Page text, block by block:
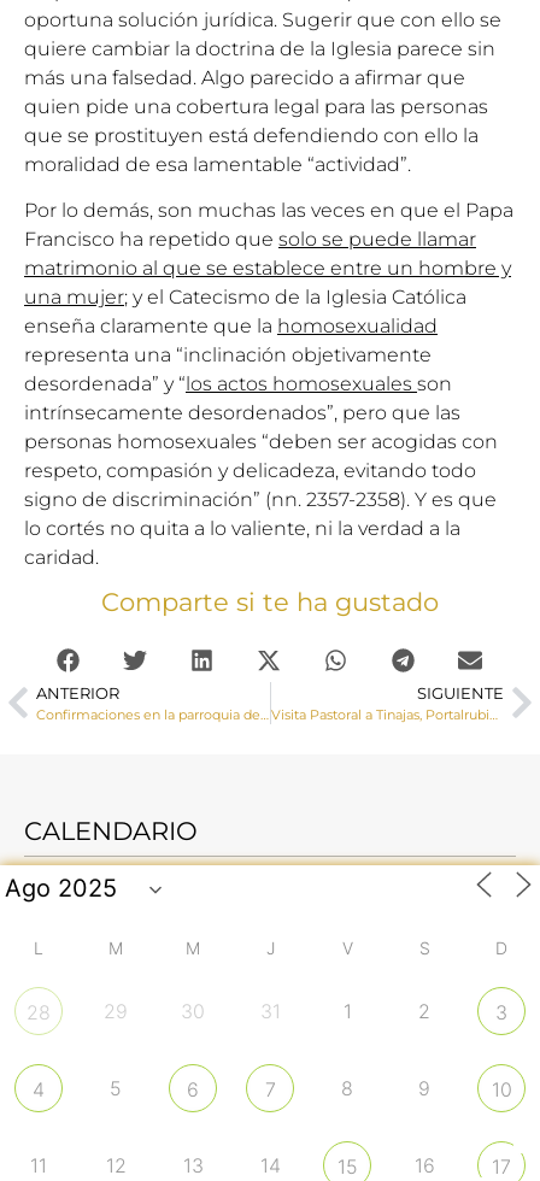
oportuna solución jurídica. Sugerir que con ello se
quiere cambiar la doctrina de la Iglesia parece sin
más una falsedad. Algo parecido a afirmar que
quien pide una cobertura legal para las personas
que se prostituyen está defendiendo con ello la
moralidad de esa lamentable “actividad”.
Por lo demás, son muchas las veces en que el Papa
Francisco ha repetido que solo se puede llamar
matrimonio al que se establece entre un hombre y
una mujer; y el Catecismo de la Iglesia Católica
enseña claramente que la homosexualidad
representa una “inclinación objetivamente
desordenada” y “ los actos homosexuales son
intrínsecamente desordenados”, pero que las
personas homosexuales “deben ser acogidas con
respeto, compasión y delicadeza, evitando todo
signo de discriminación” (nn. 2357-2358). Y es que
lo cortés no quita a lo valiente, ni la verdad a la
caridad.
Comparte si te ha gustado
ANTERIOR
Confirmaciones en la parroquia de El Salvador (Cuenca)
SIGUIENTE
Visita Pastoral a Tinajas, Portalrubio de Guadamejud y Valdemoro del Rey
CALENDARIO
L M M J V S D
28 29 30 31 1 2 3
4 5 6 7 8 9 10
11 12 13 14 15 16 17